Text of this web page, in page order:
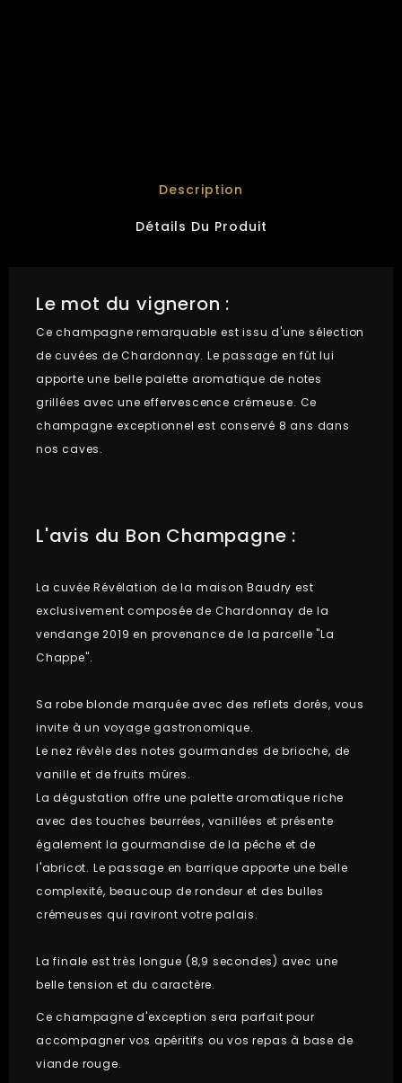
Description
Détails Du Produit
Le mot du vigneron :
Ce champagne remarquable est issu d'une sélection
de cuvées de Chardonnay. Le passage en fût lui
apporte une belle palette aromatique de notes
grillées avec une effervescence crémeuse. Ce
champagne exceptionnel est conservé 8 ans dans
nos caves.
L'avis du Bon Champagne :
La cuvée Révélation de la maison Baudry est
exclusivement composée de Chardonnay de la
vendange 2019 en provenance de la parcelle "La
Chappe".
Sa robe blonde marquée avec des reflets dorés, vous
invite à un voyage gastronomique.
Le nez révèle des notes gourmandes de brioche, de
vanille et de fruits mûres.
La dégustation offre une palette aromatique riche
avec des touches beurrées, vanillées et présente
également la gourmandise de la pêche et de
l'abricot. Le passage en barrique apporte une belle
complexité, beaucoup de rondeur et des bulles
crémeuses qui raviront votre palais.
La finale est très longue (8,9 secondes) avec une
belle tension et du caractère.
Ce champagne d'exception sera parfait pour
accompagner vos apéritifs ou vos repas à base de
viande rouge.